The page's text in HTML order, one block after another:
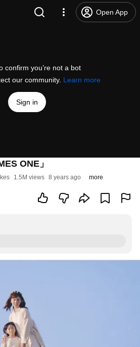
Open App
confirm you’re not a bot
our community. Learn more
Sign in
ONE」
1.5M views 8 years ago more